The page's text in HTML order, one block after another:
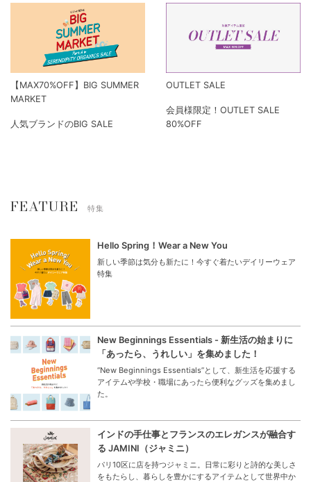
【MAX70%OFF】BIG SUMMER
MARKET
人気ブランドのBIG SALE
OUTLET SALE
会員様限定！OUTLET SALE
80%OFF
FEATURE 特集
Hello Spring！Wear a New You
新しい季節は気分も新たに！今すぐ着たいデイリーウェア
特集
New Beginnings Essentials - 新生活の始まりに
「あったら、うれしい」を集めました！
“New Beginnings Essentials”として、新生活を応援する
アイテムや学校・職場にあったら便利なグッズを集めまし
た。
インドの手仕事とフランスのエレガンスが融合す
る JAMINI（ジャミニ）
パリ10区に店を持つジャミニ。日常に彩りと詩的な美しさ
をもたらし、暮らしを豊かにするアイテムとして世界中か